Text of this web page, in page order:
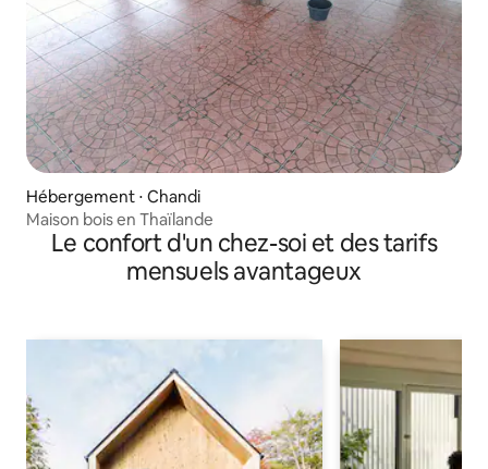
Hébergement ⋅ Chandi
Maison bois en Thaïlande
Le confort d'un chez-soi et des tarifs
mensuels avantageux